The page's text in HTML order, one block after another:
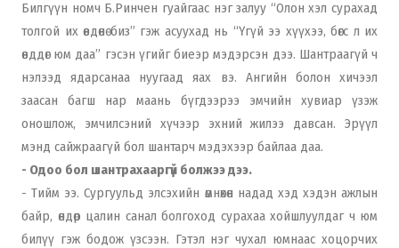
Билгүүн номч Б.Ринчен гуайгаас нэг залуу “Олон хэл сурахад
толгой их өвдөнө биз” гэж асуухад нь “Үгүй ээ хүүхээ, бөгс л их
өвддөг юм даа” гэсэн үгийг биеэр мэдэрсэн дээ. Шантраагүй ч
нэлээд ядарсанаа нуугаад яах вэ. Ангийн болон хичээл
заасан багш нар маань бүгдээрээ эмчийн хувиар үзэж
оношлож, эмчилсэний хүчээр эхний жилээ давсан. Эрүүл
мэнд сайжраагүй бол шантарч мэдэхээр байлаа даа.
- Одоо бол шантрахааргүй болжээ дээ.
- Тийм ээ. Сургуульд элсэхийн өмнөхөн надад хэд хэдэн ажлын
байр, өндөр цалин санал болгоход сурахаа хойшлуулдаг ч юм
билүү гэж бодож үзсээн. Гэтэл нэг чухал юмнаас хоцорчих